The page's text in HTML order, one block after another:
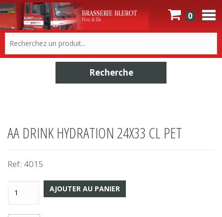
0
AA DRINK HYDRATION 24X33 CL PET
Ref: 4015
AJOUTER AU PANIER